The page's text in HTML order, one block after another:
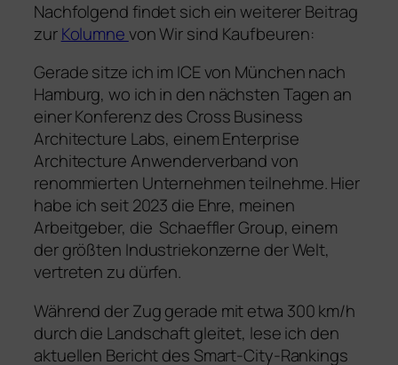
Nachfolgend findet sich ein weiterer Beitrag
zurKolumnevon Wir sind Kaufbeuren:
Gerade sitze ich im ICE von München nach
Hamburg, wo ich in den nächsten Tagen an
einer Konferenz des Cross Business
Architecture Labs, einem Enterprise
Architecture Anwenderverband von
renommierten Unternehmen teilnehme. Hier
habe ich seit 2023 die Ehre, meinen
Arbeitgeber, die Schaeffler Group, einem
der größten Industriekonzerne der Welt,
vertreten zu dürfen.
Während der Zug gerade mit etwa 300 km/h
durch die Landschaft gleitet, lese ich den
aktuellen Bericht des Smart-City-Rankings